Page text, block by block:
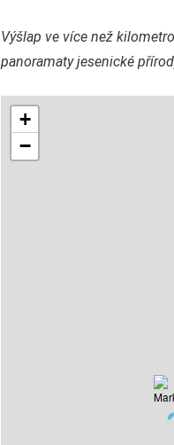
Výšlap ve více než
panoramaty jesenické
+
−